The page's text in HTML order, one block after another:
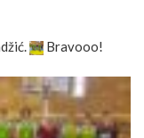
Bravooo!